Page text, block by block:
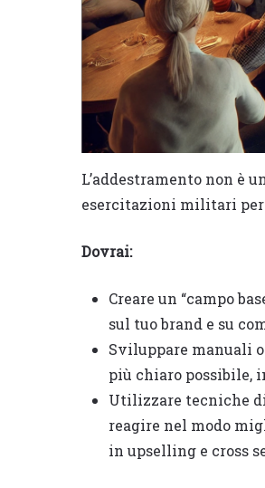
L’addestramento non è
esercitazioni militari
Dovrai:
Creare un “campo
sul tuo brand e su
Sviluppare manuali
più chiaro possibile,
Utilizzare tecniche
reagire nel modo
in upselling e cross